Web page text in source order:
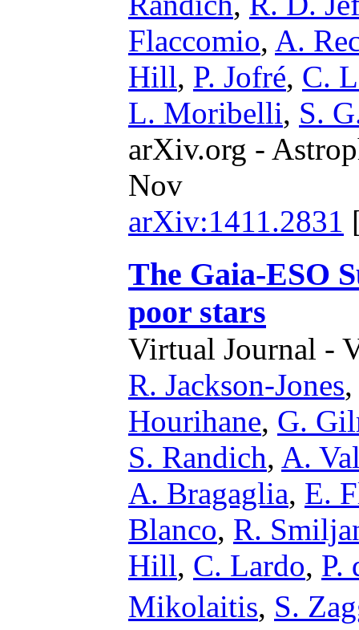
Flaccomio, A.
Hill, P. Jofré, C.
L. Moribelli, S.
arXiv.org -
Nov
arXiv:1411.2831
The Gaia-ESO
poor stars
Virtual Journal -
R. Jackson-Jones
Hourihane, G.
S. Randich, A.
A. Bragaglia, E.
Blanco, R.
Hill, C. Lardo, P.
Mikolaitis, S.